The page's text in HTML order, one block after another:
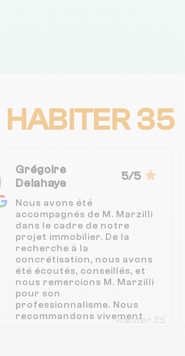
HABITER 35
Grégoire
Delahaye
5/5
Nous avons été
accompagnés de M. Marzilli
dans le cadre de notre
projet immobilier. De la
recherche à la
concrétisation, nous avons
été écoutés, conseillés, et
nous remercions M. Marzilli
pour son
professionnalisme. Nous
recommandons vivement
Habiter 35